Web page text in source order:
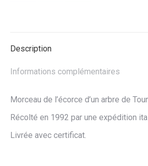
Description
Informations complémentaires
Morceau de l’écorce d’un arbre de
Récolté en 1992 par une expédition
Livrée avec certificat.